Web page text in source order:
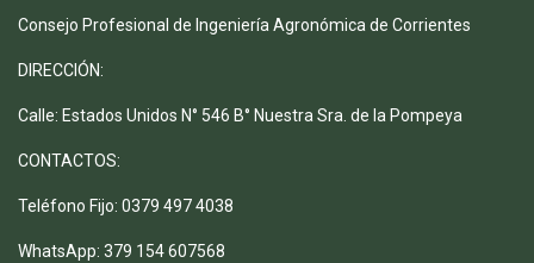
Consejo Profesional de Ingeniería Agronómica de Corrientes
DIRECCIÓN:
Calle: Estados Unidos N° 546 B° Nuestra Sra. de la Pompeya
CONTACTOS:
Teléfono Fijo: 0379 497 4038
WhatsApp: 379 154 607568